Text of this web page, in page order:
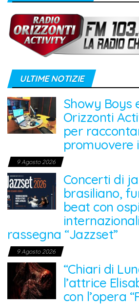
ULTIME NOTIZIE
Showy Boys
Orizzonti
per
promuovere
9 Agosto 2026
Concerti di
brasiliano,
beat con
rassegna “Jazzset”
9 Agosto 2026
“Chiari di
l’attrice
con l’opera